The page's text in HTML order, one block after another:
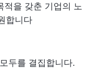
적을 갖춘 기업의 노
합니다
두를 결집합니다.